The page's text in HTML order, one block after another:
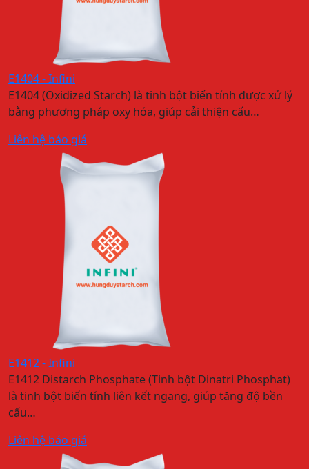
E1404 - Infini
E1404 (Oxidized Starch) là tinh bột biến tính được xử lý
bằng phương pháp oxy hóa, giúp cải thiện cấu…
Liên hệ báo giá
E1412 - Infini
E1412 Distarch Phosphate (Tinh bột Dinatri Phosphat)
là tinh bột biến tính liên kết ngang, giúp tăng độ bền
cấu…
Liên hệ báo giá